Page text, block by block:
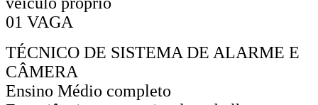
01 VAGA
TÉCNICO DE SISTEMA DE ALARME E
CÂMERA
Ensino Médio completo